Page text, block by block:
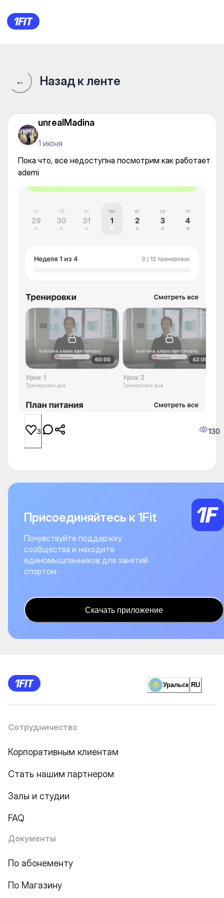
Пока что, все недоступна
← Назад к ленте
unrealMadina
1 июня
Пока что, все недоступна посмотрим как работает
ademi
3 130
Присоединяйтесь к 1Fit
Почувствуйте поддержку
сообщества и находите
единомышленников для занятий
спортом
Скачать приложение
Уральск RU
Сотрудничество
Корпоративным клиентам
Стать нашим партнером
Залы и студии
FAQ
Документы
По абонементу
По Магазину